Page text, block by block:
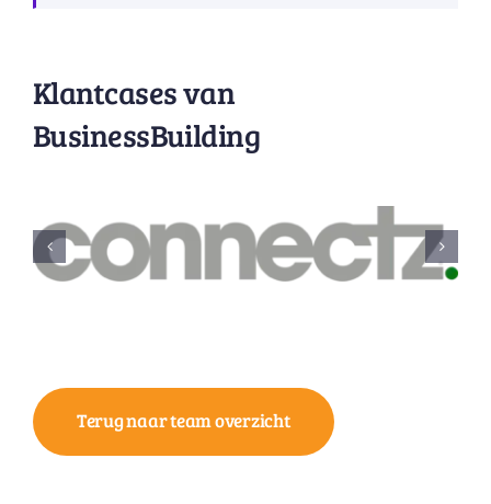
Klantcases van
BusinessBuilding
Terug naar team overzicht